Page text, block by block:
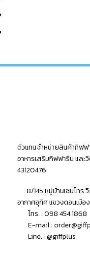
ตัวแทนจำหน่ายสินค้ากิฟฟ
อาหารเสริมกิฟฟารีน และ
43120476
8/145 หมู่บ้านเซนโทร
อากาศอุทิศ แขวงดอนเมือ
โทร. : 098 454 1868
E-mail :
Line. : @giffplus